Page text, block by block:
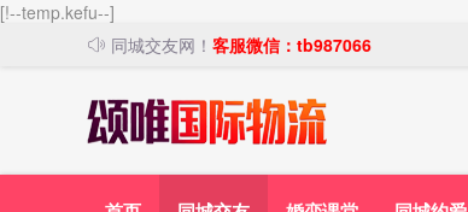
[!--temp.kefu--]
同城交友网！ 客服微信：tb987066